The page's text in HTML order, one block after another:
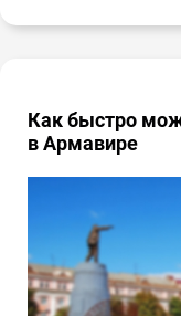
Как быстро
в Армавире